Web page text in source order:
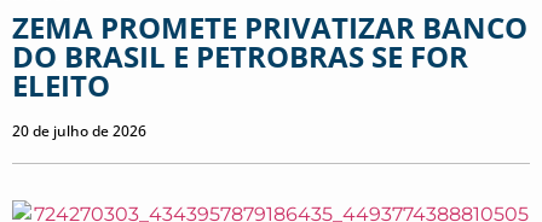
ZEMA PROMETE PRIVATIZAR BANCO
DO BRASIL E PETROBRAS SE FOR
ELEITO
20 de julho de 2026